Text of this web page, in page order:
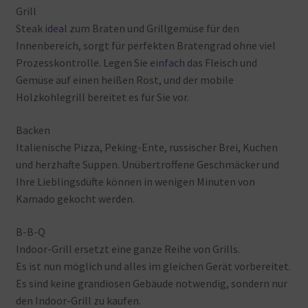
Grill
Steak ideal zum Braten und Grillgemüse für den
Innenbereich, sorgt für perfekten Bratengrad ohne viel
Prozesskontrolle. Legen Sie einfach das Fleisch und
Gemüse auf einen heißen Rost, und der mobile
Holzkohlegrill bereitet es für Sie vor.
Backen
Italienische Pizza, Peking-Ente, russischer Brei, Kuchen
und herzhafte Suppen. Unübertroffene Geschmäcker und
Ihre Lieblingsdüfte können in wenigen Minuten von
Kamado gekocht werden.
B-B-Q
Indoor-Grill ersetzt eine ganze Reihe von Grills.
Es ist nun möglich und alles im gleichen Gerät vorbereitet.
Es sind keine grandiosen Gebäude notwendig, sondern nur
den Indoor-Grill zu kaufen.